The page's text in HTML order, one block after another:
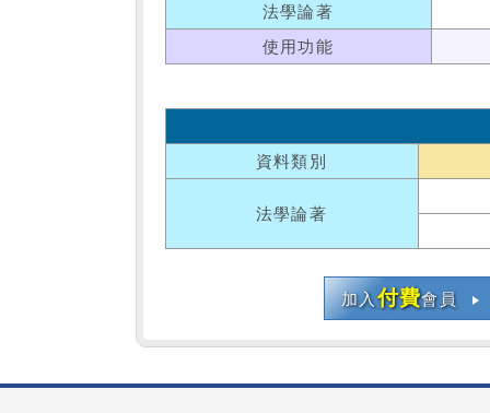
法學論著
使用功能
資料類別
法學論著
加入付費會員